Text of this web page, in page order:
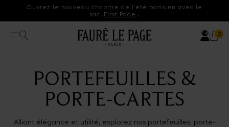
Aller directement au contenu
Ouvrez le nouveau chapitre de l’été parisien avec le
sac
First Page .
Ouvrir le menu 00
PORTEFEUILLES &
PORTE-CARTES
Alliant élégance et utilité, explorez nos portefeuilles, porte-